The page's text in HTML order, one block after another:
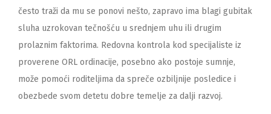
često traži da mu se ponovi nešto, zapravo ima blagi gubitak
sluha uzrokovan tečnošću u srednjem uhu ili drugim
prolaznim faktorima. Redovna kontrola kod specijaliste iz
proverene ORL ordinacije, posebno ako postoje sumnje,
može pomoći roditeljima da spreče ozbiljnije posledice i
obezbede svom detetu dobre temelje za dalji razvoj.